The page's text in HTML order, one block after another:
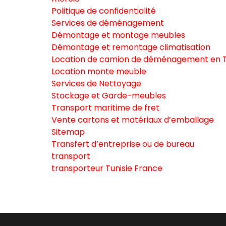
Politique de confidentialité
Services de déménagement
Démontage et montage meubles
Démontage et remontage climatisation
Location de camion de déménagement en
Location monte meuble
Services de Nettoyage
Stockage et Garde-meubles
Transport maritime de fret
Vente cartons et matériaux d’emballage
Sitemap
Transfert d’entreprise ou de bureau
transport
transporteur Tunisie France